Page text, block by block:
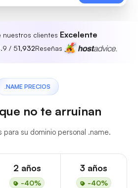
nuestros clientes Excelente
/ 51,932Reseñas
.NAME PRECIOS
no te arruinan
para su dominio personal .name.
2 años
-40%
3 años
-40%